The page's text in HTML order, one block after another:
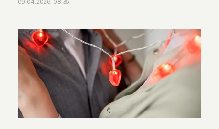
09.04.2026, 08:35